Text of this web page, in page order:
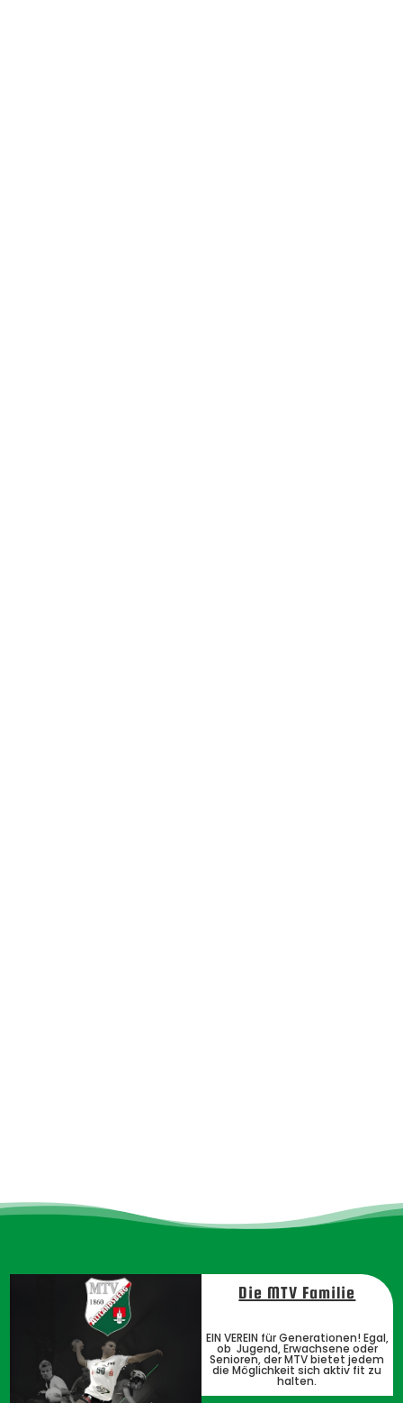
Die MTV Familie
EIN VEREIN für Generationen! Egal,
ob Jugend, Erwachsene oder
Senioren, der MTV bietet jedem
die Möglichkeit sich aktiv fit zu
halten.